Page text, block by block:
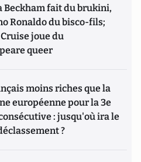
Beckham fait du brukini,
Ronaldo du bisco-fils;
joue du
queer
moins riches que la
européenne pour la 3e
: jusqu'où ira le
?